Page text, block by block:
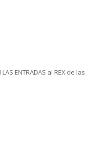
ENTRADAS al REX de las